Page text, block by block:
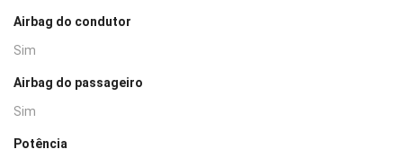
Airbag do condutor
Sim
Airbag do passageiro
Sim
Potência